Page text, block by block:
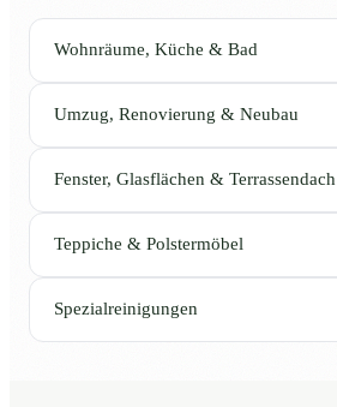
Wohnräume, Küche & Bad
Umzug, Renovierung & Neubau
Fenster, Glasflächen & Terrassendach
Teppiche & Polstermöbel
Spezialreinigungen